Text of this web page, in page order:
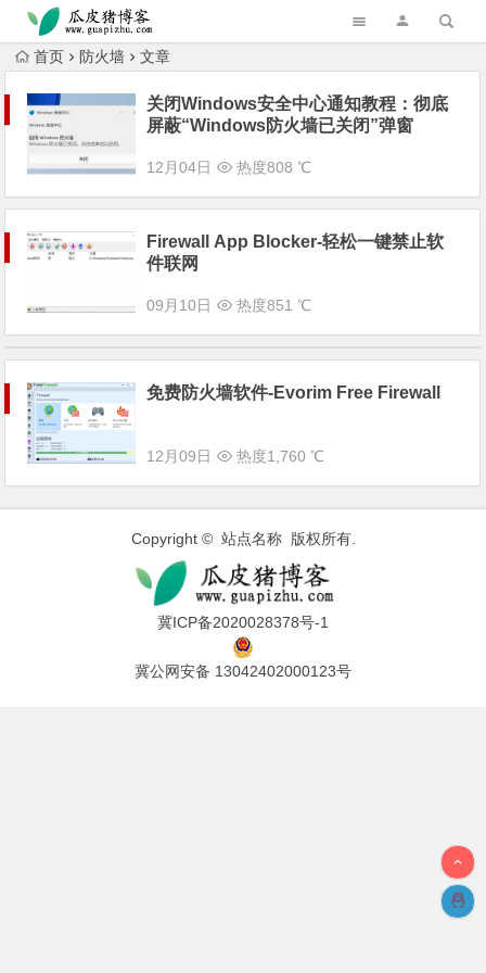
跳转到主内容
首页 防火墙 文章
关闭Windows安全中心通知教程：彻底
屏蔽“Windows防火墙已关闭”弹窗
12月04日 热度808 ℃
Firewall App Blocker-轻松一键禁止软
件联网
09月10日 热度851 ℃
免费防火墙软件-Evorim Free Firewall
12月09日 热度1,760 ℃
Copyright © 站点名称 版权所有.
冀ICP备2020028378号-1
冀公网安备 13042402000123号